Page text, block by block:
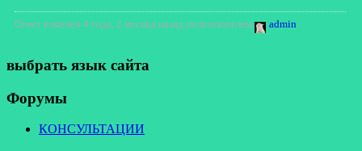
Ответ изменён 4 года, 2 месяца назад пользователем admin.
выбрать язык сайта
Форумы
КОНСУЛЬТАЦИИ